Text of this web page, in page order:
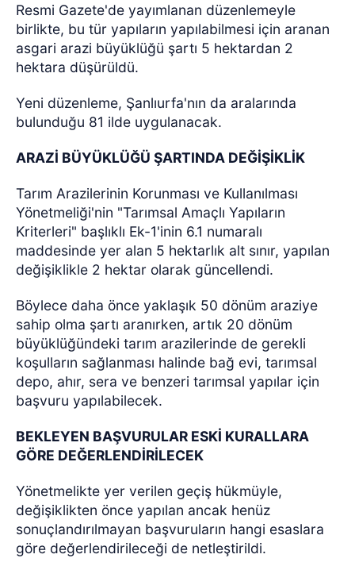
Resmi Gazete'de yayımlanan düzenlemeyle
birlikte, bu tür yapıların yapılabilmesi için aranan
asgari arazi büyüklüğü şartı 5 hektardan 2
hektara düşürüldü.
Yeni düzenleme, Şanlıurfa'nın da aralarında
bulunduğu 81 ilde uygulanacak.
ARAZİ BÜYÜKLÜĞÜ ŞARTINDA DEĞİŞİKLİK
Tarım Arazilerinin Korunması ve Kullanılması
Yönetmeliği'nin "Tarımsal Amaçlı Yapıların
Kriterleri" başlıklı Ek-1'inin 6.1 numaralı
maddesinde yer alan 5 hektarlık alt sınır, yapılan
değişiklikle 2 hektar olarak güncellendi.
Böylece daha önce yaklaşık 50 dönüm araziye
sahip olma şartı aranırken, artık 20 dönüm
büyüklüğündeki tarım arazilerinde de gerekli
koşulların sağlanması halinde bağ evi, tarımsal
depo, ahır, sera ve benzeri tarımsal yapılar için
başvuru yapılabilecek.
BEKLEYEN BAŞVURULAR ESKİ KURALLARA
GÖRE DEĞERLENDİRİLECEK
Yönetmelikte yer verilen geçiş hükmüyle,
değişiklikten önce yapılan ancak henüz
sonuçlandırılmayan başvuruların hangi esaslara
göre değerlendirileceği de netleştirildi.